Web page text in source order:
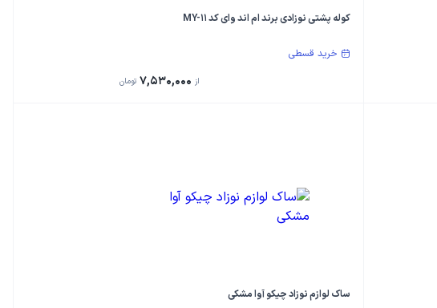
کوله پشتی نوزادی برند ام اند وای کد MY-11
خرید قسطی
از 7,530,000 تومان
ساک لوازم نوزاد چیکو آوا مشکی